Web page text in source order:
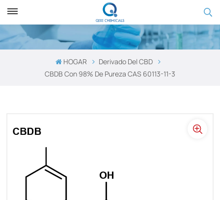
HOGAR
Derivado Del CBD
CBDB Con 98% De Pureza CAS 60113-11-3